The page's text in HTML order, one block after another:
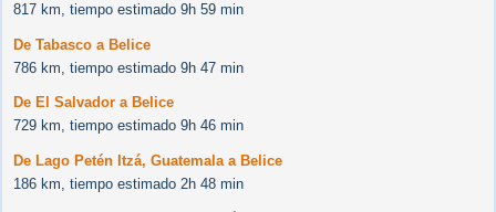
817 km, tiempo estimado 9h 59 min
De Tabasco a Belice
786 km, tiempo estimado 9h 47 min
De El Salvador a Belice
729 km, tiempo estimado 9h 46 min
De Lago Petén Itzá, Guatemala a Belice
186 km, tiempo estimado 2h 48 min